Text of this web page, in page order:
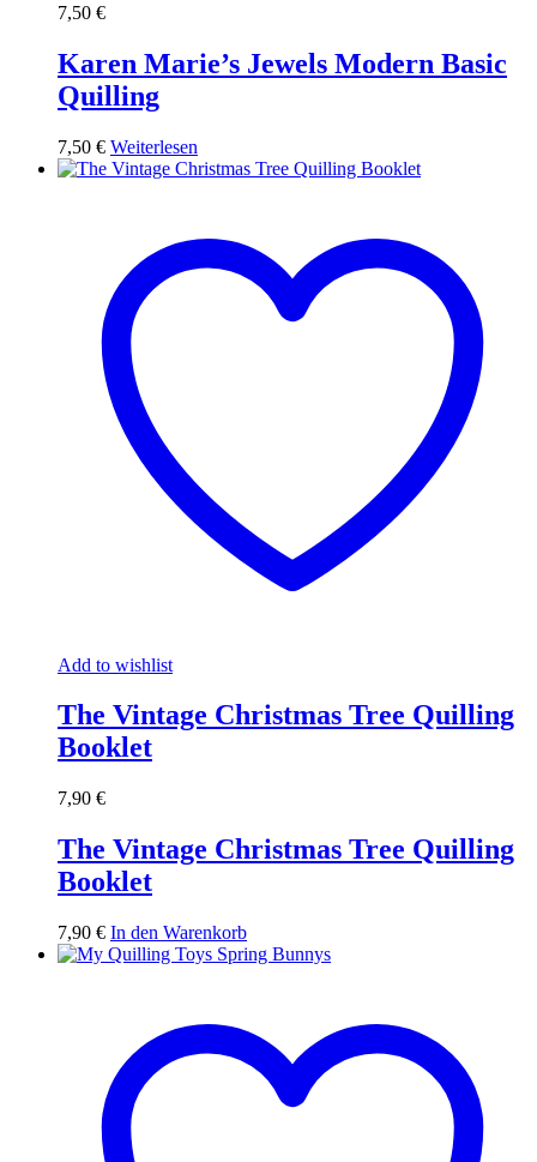
7,50 €
Karen Marie’s Jewels Modern Basic
Quilling
7,50 € Weiterlesen
Add to wishlist
The Vintage Christmas Tree Quilling
Booklet
7,90 €
The Vintage Christmas Tree Quilling
Booklet
7,90 € In den Warenkorb